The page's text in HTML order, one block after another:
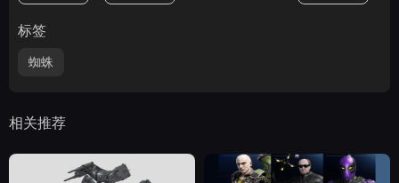
标签
蜘蛛
相关推荐